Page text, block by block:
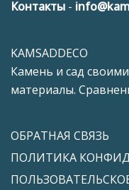
Контакты -
KAMSADDECO
Камень и сад
материалы.
ОБРАТНАЯ СВЯЗЬ
ПОЛИТИКА